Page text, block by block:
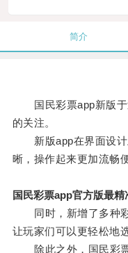
简介
国民彩票app新版于
的关注。
新版app在界面设计
晰，操作起来更加流畅
国民彩票app官方版最精
同时，新增了多种彩
让玩家们可以更轻松地
除此之外，国民彩票